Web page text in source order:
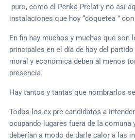
puro, como el Penka Prelat y no así
instalaciones que hoy “coquetea ”
En fin hay muchos y muchas que son
principales en el día de hoy del
moral y económica deben al menos
presencia.
Hay tantos y tantas que nombrarlos
Todos los ex pre candidatos a
ocupando lugares fuera de la comuna
deberían a modo de darle calor a las